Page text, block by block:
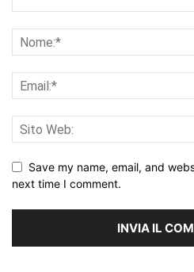
Save my name, email, and
next time I comment.